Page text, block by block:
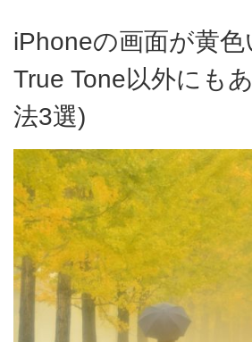
iPhoneの画面が黄色
True Tone以外にも
法3選)